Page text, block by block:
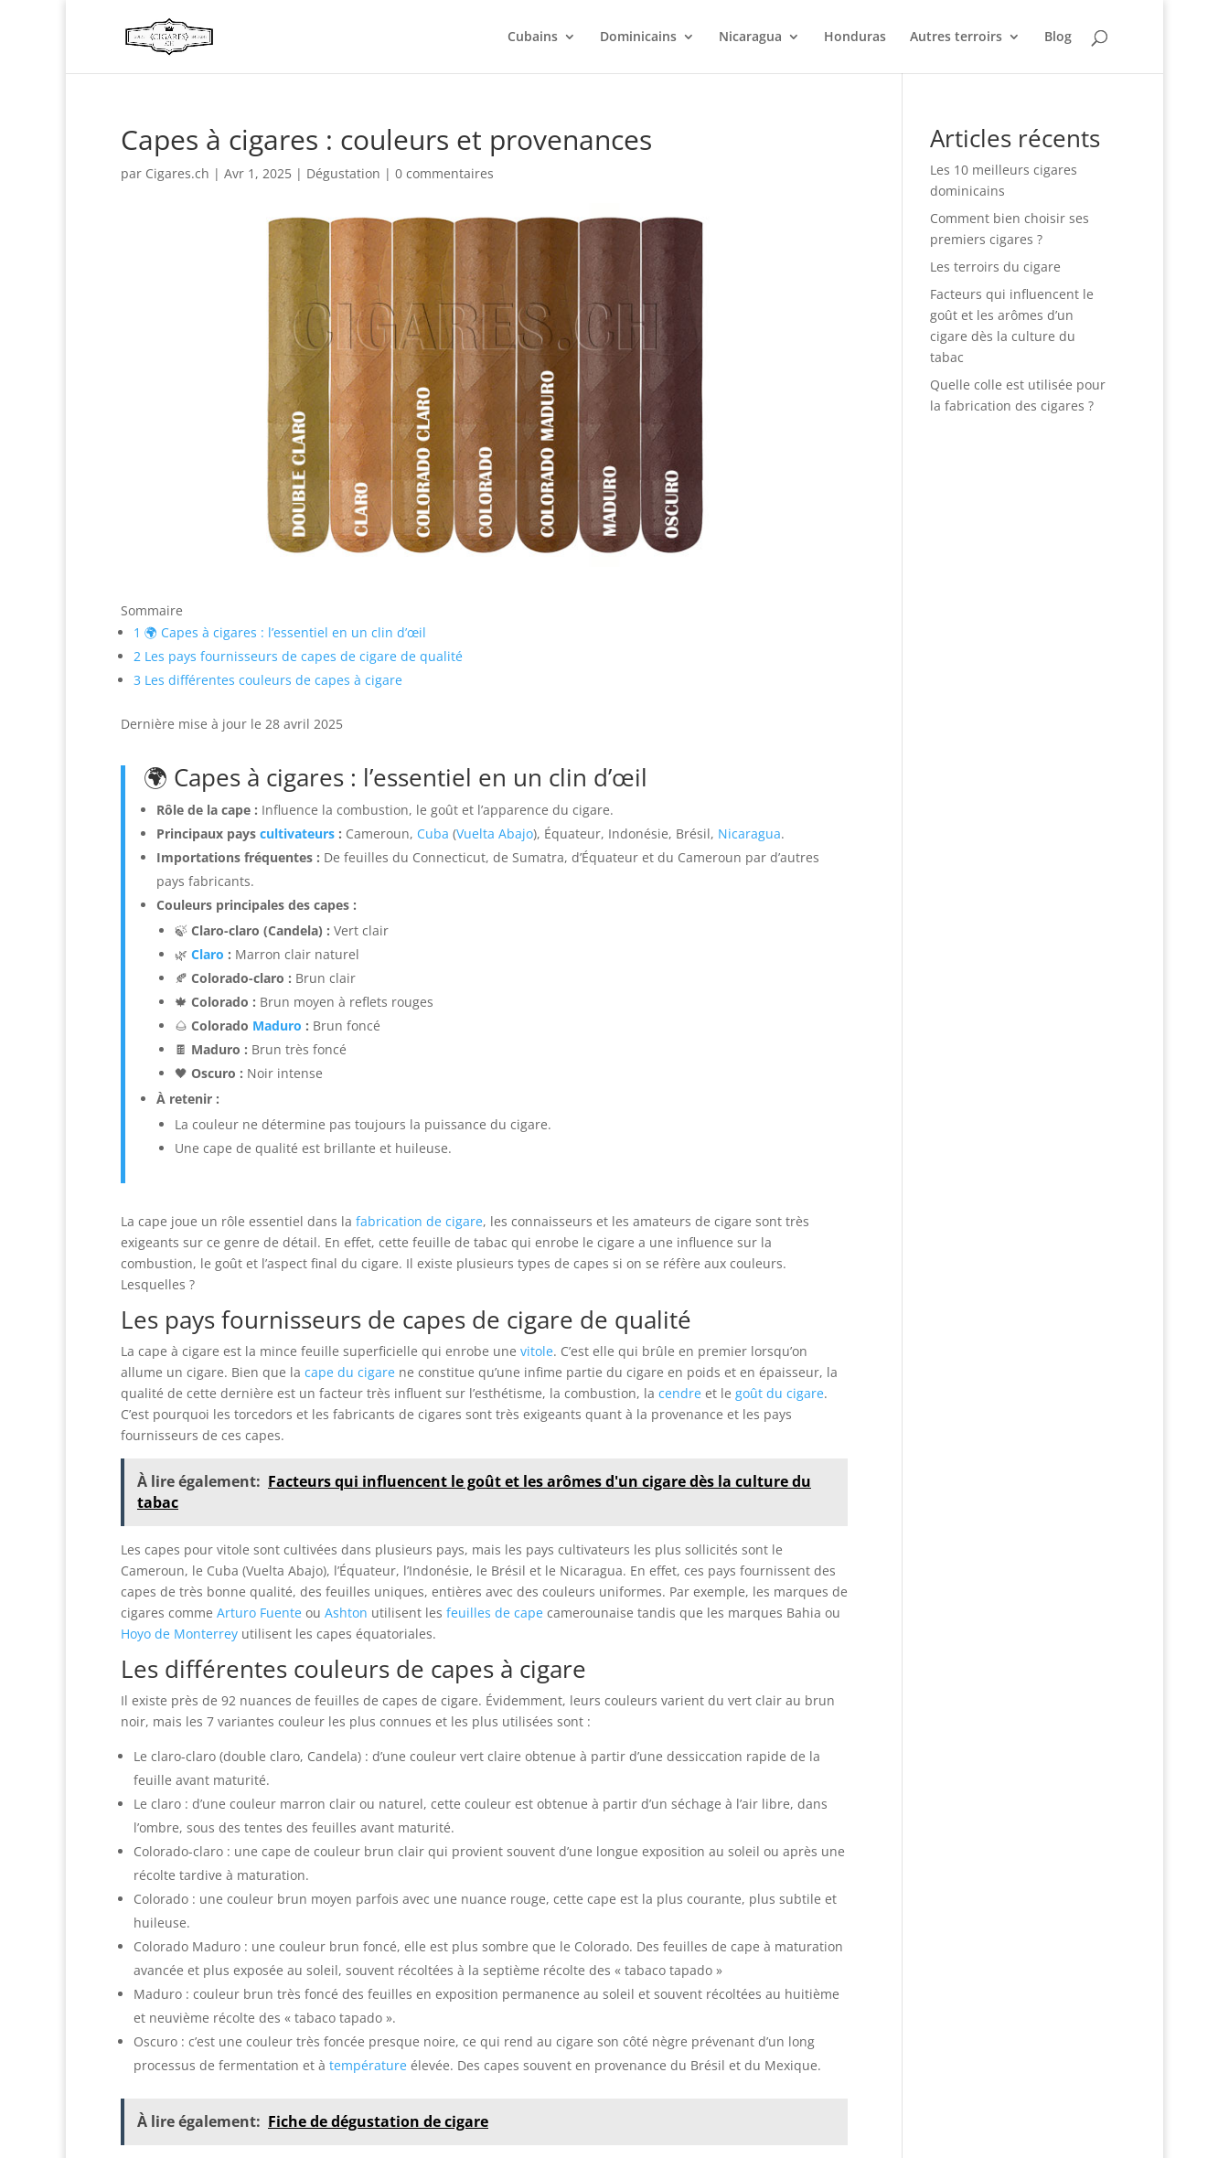
Cubains Dominicains Nicaragua Honduras Autres terroirs Blog
Capes à cigares : couleurs et provenances
par Cigares.ch | Avr 1, 2025 | Dégustation | 0 commentaires
Sommaire
1 🌍 Capes à cigares : l’essentiel en un clin d’œil
2 Les pays fournisseurs de capes de cigare de qualité
3 Les différentes couleurs de capes à cigare
Dernière mise à jour le 28 avril 2025
🌍 Capes à cigares : l’essentiel en un clin d’œil
Rôle de la cape : Influence la combustion, le goût et l’apparence du cigare.
Principaux pays cultivateurs : Cameroun, Cuba (Vuelta Abajo), Équateur, Indonésie, Brésil, Nicaragua.
Importations fréquentes : De feuilles du Connecticut, de Sumatra, d’Équateur et du Cameroun par d’autres
pays fabricants.
Couleurs principales des capes :
🍃 Claro-claro (Candela) : Vert clair
🌿 Claro : Marron clair naturel
🍂 Colorado-claro : Brun clair
🍁 Colorado : Brun moyen à reflets rouges
🌰 Colorado Maduro : Brun foncé
🍫 Maduro : Brun très foncé
🖤 Oscuro : Noir intense
À retenir :
La couleur ne détermine pas toujours la puissance du cigare.
Une cape de qualité est brillante et huileuse.
La cape joue un rôle essentiel dans la fabrication de cigare, les connaisseurs et les amateurs de cigare sont très
exigeants sur ce genre de détail. En effet, cette feuille de tabac qui enrobe le cigare a une influence sur la
combustion, le goût et l’aspect final du cigare. Il existe plusieurs types de capes si on se réfère aux couleurs.
Lesquelles ?
Les pays fournisseurs de capes de cigare de qualité
La cape à cigare est la mince feuille superficielle qui enrobe une vitole. C’est elle qui brûle en premier lorsqu’on
allume un cigare. Bien que la cape du cigare ne constitue qu’une infime partie du cigare en poids et en épaisseur, la
qualité de cette dernière est un facteur très influent sur l’esthétisme, la combustion, la cendre et le goût du cigare.
C’est pourquoi les torcedors et les fabricants de cigares sont très exigeants quant à la provenance et les pays
fournisseurs de ces capes.
À lire également: Facteurs qui influencent le goût et les arômes d'un cigare dès la culture du
tabac
Les capes pour vitole sont cultivées dans plusieurs pays, mais les pays cultivateurs les plus sollicités sont le
Cameroun, le Cuba (Vuelta Abajo), l’Équateur, l’Indonésie, le Brésil et le Nicaragua. En effet, ces pays fournissent des
capes de très bonne qualité, des feuilles uniques, entières avec des couleurs uniformes. Par exemple, les marques de
cigares comme Arturo Fuente ou Ashton utilisent les feuilles de cape camerounaise tandis que les marques Bahia ou
Hoyo de Monterrey utilisent les capes équatoriales.
Les différentes couleurs de capes à cigare
Il existe près de 92 nuances de feuilles de capes de cigare. Évidemment, leurs couleurs varient du vert clair au brun
noir, mais les 7 variantes couleur les plus connues et les plus utilisées sont :
Le claro-claro (double claro, Candela) : d’une couleur vert claire obtenue à partir d’une dessiccation rapide de la
feuille avant maturité.
Le claro : d’une couleur marron clair ou naturel, cette couleur est obtenue à partir d’un séchage à l’air libre, dans
l’ombre, sous des tentes des feuilles avant maturité.
Colorado-claro : une cape de couleur brun clair qui provient souvent d’une longue exposition au soleil ou après une
récolte tardive à maturation.
Colorado : une couleur brun moyen parfois avec une nuance rouge, cette cape est la plus courante, plus subtile et
huileuse.
Colorado Maduro : une couleur brun foncé, elle est plus sombre que le Colorado. Des feuilles de cape à maturation
avancée et plus exposée au soleil, souvent récoltées à la septième récolte des « tabaco tapado »
Maduro : couleur brun très foncé des feuilles en exposition permanence au soleil et souvent récoltées au huitième
et neuvième récolte des « tabaco tapado ».
Oscuro : c’est une couleur très foncée presque noire, ce qui rend au cigare son côté nègre prévenant d’un long
processus de fermentation et à température élevée. Des capes souvent en provenance du Brésil et du Mexique.
À lire également: Fiche de dégustation de cigare
Articles récents
Les 10 meilleurs cigares
dominicains
Comment bien choisir ses
premiers cigares ?
Les terroirs du cigare
Facteurs qui influencent le
goût et les arômes d’un
cigare dès la culture du
tabac
Quelle colle est utilisée pour
la fabrication des cigares ?